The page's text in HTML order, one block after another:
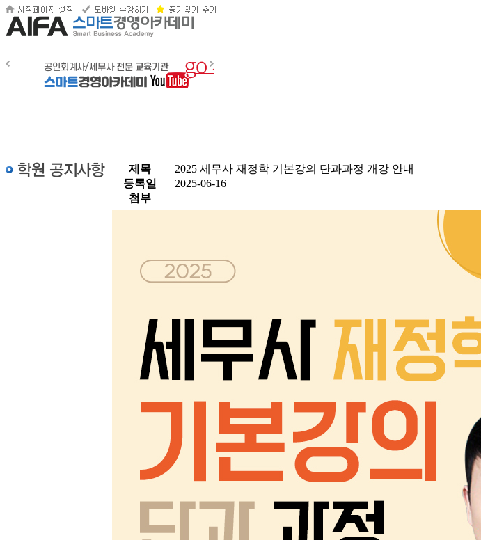
제목
2025 세무사 재정학 기본강의 단과과정 개강 안내
등록일
2025-06-16
첨부